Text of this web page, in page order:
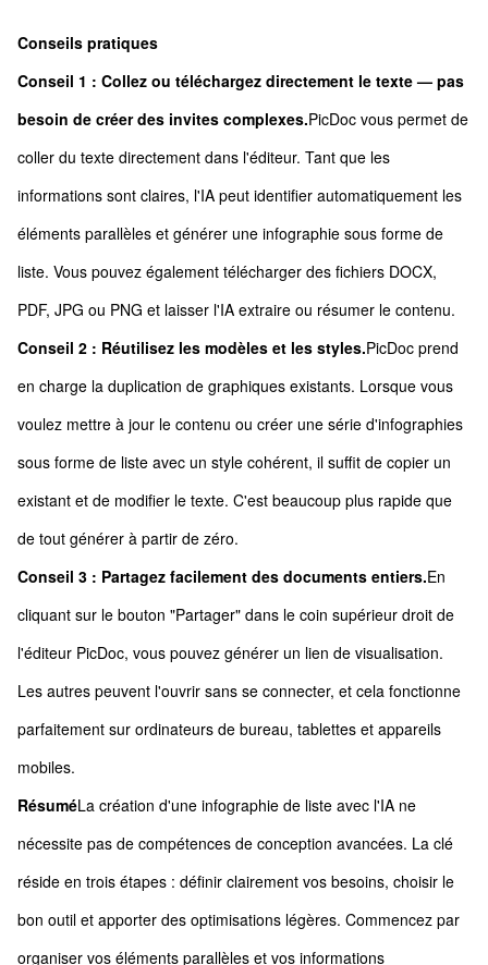
Conseils pratiques
Conseil 1 : Collez ou téléchargez directement le texte — pas
besoin de créer des invites complexes.PicDoc vous permet de
coller du texte directement dans l'éditeur. Tant que les
informations sont claires, l'IA peut identifier automatiquement les
éléments parallèles et générer une infographie sous forme de
liste. Vous pouvez également télécharger des fichiers DOCX,
PDF, JPG ou PNG et laisser l'IA extraire ou résumer le contenu.
Conseil 2 : Réutilisez les modèles et les styles.PicDoc prend
en charge la duplication de graphiques existants. Lorsque vous
voulez mettre à jour le contenu ou créer une série d'infographies
sous forme de liste avec un style cohérent, il suffit de copier un
existant et de modifier le texte. C'est beaucoup plus rapide que
de tout générer à partir de zéro.
Conseil 3 : Partagez facilement des documents entiers.En
cliquant sur le bouton "Partager" dans le coin supérieur droit de
l'éditeur PicDoc, vous pouvez générer un lien de visualisation.
Les autres peuvent l'ouvrir sans se connecter, et cela fonctionne
parfaitement sur ordinateurs de bureau, tablettes et appareils
mobiles.
RésuméLa création d'une infographie de liste avec l'IA ne
nécessite pas de compétences de conception avancées. La clé
réside en trois étapes : définir clairement vos besoins, choisir le
bon outil et apporter des optimisations légères. Commencez par
organiser vos éléments parallèles et vos informations